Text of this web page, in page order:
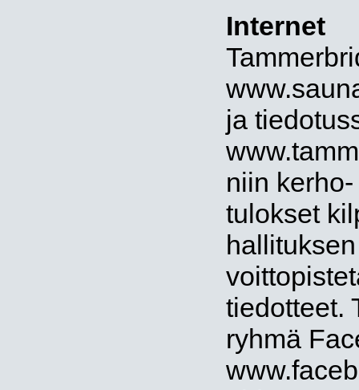
Internet
ja
niin
tulokset
tiedotteet.
ryhmä